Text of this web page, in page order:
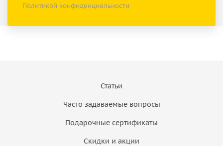
Политикой конфиденциальности
Статьи
Часто задаваемые вопросы
Подарочные сертификаты
Скидки и акции